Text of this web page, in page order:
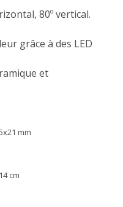
80º vertical.
grâce à des LED
et
mm
cm